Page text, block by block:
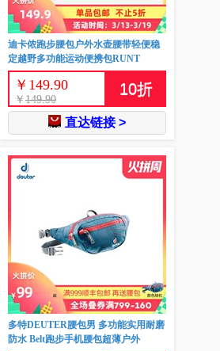
迪卡侬跑步腰包户外水壶腰带轻便稳
定越野多功能运动便携包RUNT
￥ 149.90
￥ 149.90
10折
直达链接 >
多特DEUTER腰包男 多功能实用耐磨
防水 Belt跑步手机腰包超薄户外